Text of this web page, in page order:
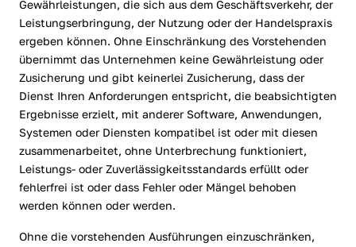
Gewährleistungen, die sich aus dem Geschäftsverkehr, der
Leistungserbringung, der Nutzung oder der Handelspraxis
ergeben können. Ohne Einschränkung des Vorstehenden
übernimmt das Unternehmen keine Gewährleistung oder
Zusicherung und gibt keinerlei Zusicherung, dass der
Dienst Ihren Anforderungen entspricht, die beabsichtigten
Ergebnisse erzielt, mit anderer Software, Anwendungen,
Systemen oder Diensten kompatibel ist oder mit diesen
zusammenarbeitet, ohne Unterbrechung funktioniert,
Leistungs- oder Zuverlässigkeitsstandards erfüllt oder
fehlerfrei ist oder dass Fehler oder Mängel behoben
werden können oder werden.
Ohne die vorstehenden Ausführungen einzuschränken,